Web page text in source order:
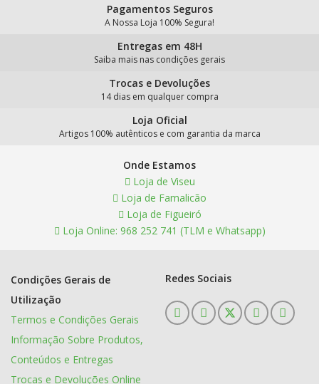
Pagamentos Seguros
A Nossa Loja 100% Segura!
Entregas em 48H
Saiba mais nas condições gerais
Trocas e Devoluções
14 dias em qualquer compra
Loja Oficial
Artigos 100% autênticos e com garantia da marca
Onde Estamos
Loja de Viseu
Loja de Famalicão
Loja de Figueiró
Loja Online: 968 252 741 (TLM e Whatsapp)
Condições Gerais de
Utilização
Termos e Condições Gerais
Informação Sobre Produtos,
Conteúdos e Entregas
Trocas e Devoluções Online
Redes Sociais